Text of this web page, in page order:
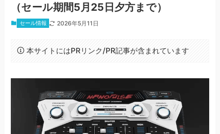
（セール期間5月25日夕方まで）
セール情報 2026年5月11日
本サイトにはPRリンク/PR記事が含まれています